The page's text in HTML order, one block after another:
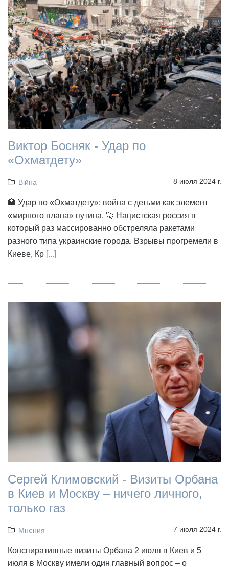
Виктор Босняк - Удар по
«Охматдету»
Війна 8 июля 2024 г.
🏥 Удар по «Охматдету»: война с детьми как элемент
«мирного плана» путина. 🚀 Нацистская россия в
который раз массированно обстреляла ракетами
разного типа украинские города. Взрывы прогремели в
Киеве, Кр [...]
Сергей Климовский - Визиты Орбана
в Киев и Москву – ничего личного,
только газ
Мнения 7 июля 2024 г.
Конспиративные визиты Орбана 2 июля в Киев и 5
июля в Москву имели один главный вопрос – о